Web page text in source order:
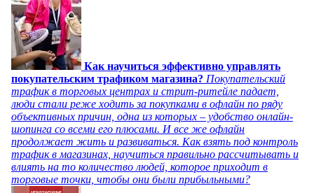
Как научиться эффективно управлять
покупательским трафиком магазина? Покупательский
трафик в торговых центрах и стрит-ритейле падает,
люди стали реже ходить за покупками в офлайн по ряду
объективных причин, одна из которых – удобство онлайн-
шопинга со всеми его плюсами. И все же офлайн
продолжает жить и развиваться. Как взять под контроль
трафик в магазинах, научиться правильно рассчитывать и
влиять на то количество людей, которое приходит в
торговые точки, чтобы они были прибыльными?